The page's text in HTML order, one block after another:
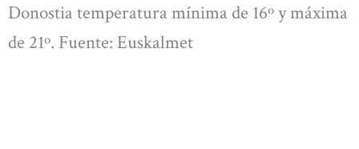
Donostia temperatura mínima de 16º y máxima
de 21º. Fuente: Euskalmet